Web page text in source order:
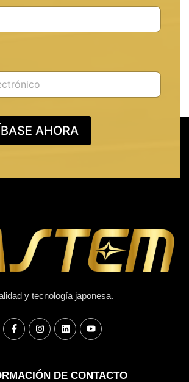
AHORA
y tecnología japonesa.
DE CONTACTO